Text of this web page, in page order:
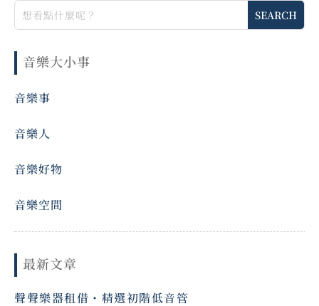
音樂大小事
音樂事
音樂人
音樂好物
音樂空間
最新文章
聲聲樂器租借・精選初階低音管